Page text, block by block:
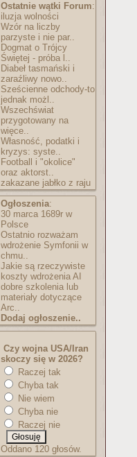
Ostatnie wątki Forum:
iluzja wolności
Wzór na liczby
parzyste i nie par..
Dogmat o Trójcy
Świętej - próba l..
Diabeł tasmański i
zaraźliwy nowo..
Sześcienne odchody-to
jednak możl..
Wszechświat
przygotowany na
więce..
Własność, podatki i
kryzys: syste..
Football i "okolice"
oraz aktorst..
zakazane jabłko z raju
Ogłoszenia:
30 marca 1689r w
Polsce
Ostatnio rozważam
wdrożenie Symfonii w
chmu..
Jakie są rzeczywiste
koszty wdrożenia AI
dobre szkolenia lub
materiały dotyczące
Arc..
Dodaj ogłoszenie..
Czy wojna USA/Iran
skoczy się w 2026?
Raczej tak
Chyba tak
Nie wiem
Chyba nie
Raczej nie
Oddano 120 głosów.